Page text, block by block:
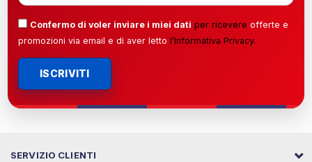
Confermo di voler inviare i miei dati per ricevere offerte e
promozioni via email e di aver letto l’Informativa Privacy.
ISCRIVITI
SERVIZIO CLIENTI